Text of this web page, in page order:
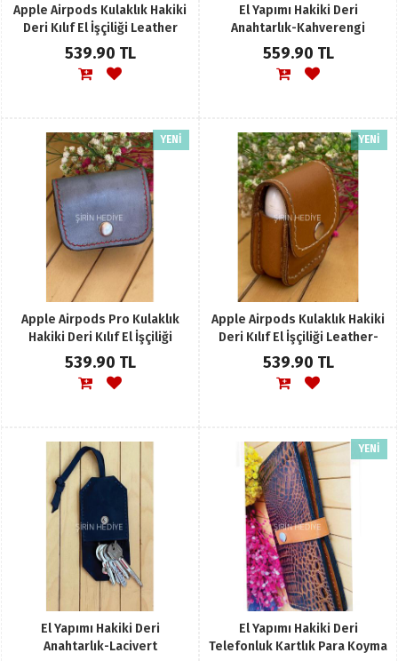
Apple Airpods Kulaklık Hakiki
Deri Kılıf El İşçiliği Leather
539.90 TL
El Yapımı Hakiki Deri
Anahtarlık-Kahverengi
559.90 TL
YENİ
Apple Airpods Pro Kulaklık
Hakiki Deri Kılıf El İşçiliği
Leather
539.90 TL
YENİ
Apple Airpods Kulaklık Hakiki
Deri Kılıf El İşçiliği Leather-
Kahverengi
539.90 TL
El Yapımı Hakiki Deri
Anahtarlık-Lacivert
YENİ
El Yapımı Hakiki Deri
Telefonluk Kartlık Para Koyma